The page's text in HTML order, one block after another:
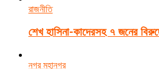
রাজনীতি
শেখ হাসিনা-কাদেরসহ ৭ জনের
নগর মহানগর